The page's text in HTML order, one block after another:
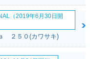
（2019年6月30日開
２５０(カワサキ)